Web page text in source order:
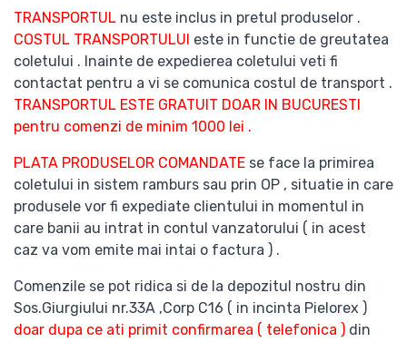
TRANSPORTUL nu este inclus in pretul produselor .
COSTUL TRANSPORTULUI este in functie de greutatea
coletului . Inainte de expedierea coletului veti fi
contactat pentru a vi se comunica costul de transport .
TRANSPORTUL ESTE GRATUIT DOAR IN BUCURESTI
pentru comenzi de minim 1000 lei .
PLATA PRODUSELOR COMANDATE se face la primirea
coletului in sistem ramburs sau prin OP , situatie in care
produsele vor fi expediate clientului in momentul in
care banii au intrat in contul vanzatorului ( in acest
caz va vom emite mai intai o factura ) .
Comenzile se pot ridica si de la depozitul nostru din
Sos.Giurgiului nr.33A ,Corp C16 ( in incinta Pielorex )
doar dupa ce ati primit confirmarea ( telefonica ) din